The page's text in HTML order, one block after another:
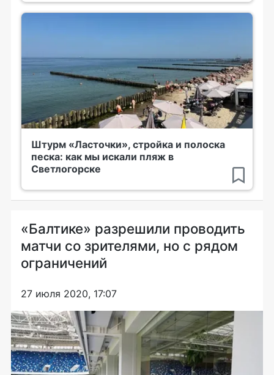
Штурм «Ласточки», стройка и полоска
песка: как мы искали пляж в
Светлогорске
«Балтике» разрешили проводить
матчи со зрителями, но с рядом
ограничений
27 июля 2020, 17:07